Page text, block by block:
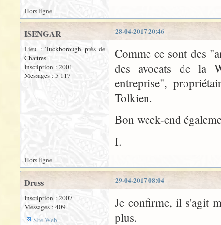
Hors ligne
28-04-2017 20:46
ISENGAR
Lieu : Tuckborough près de
Chartres
Inscription : 2001
Messages : 5 117
Comme ce sont des
des avocats de la
entreprise",
Tolkien.
Bon week-end
I.
Hors ligne
29-04-2017 08:04
Druss
Inscription : 2007
Messages : 409
Site Web
Je confirme, il s'agit
plus.